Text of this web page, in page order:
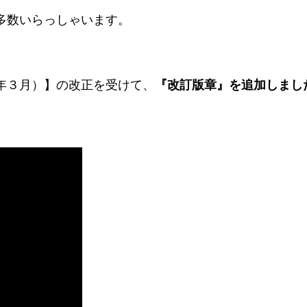
いらっしゃいます。
月）】の改正を受けて、 『改訂版章』を追加しまし